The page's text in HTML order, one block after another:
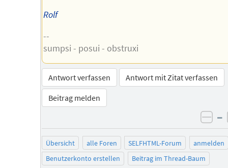
Rolf
--
sumpsi - posui - obstruxi
Antwort verfassen
Antwort mit Zitat verfassen
Beitrag melden
–
Übersicht alle Foren SELFHTML-Forum
anmelden
Benutzerkonto erstellen
Beitrag im Thread-Baum